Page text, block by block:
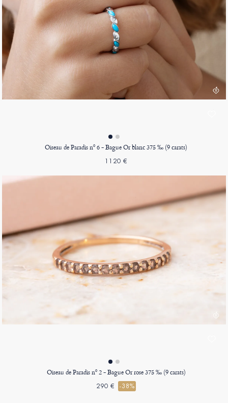
Oiseau de Paradis nº 6 - Bague Or blanc 375 ‰ (9 carats)
1120 €
Oiseau de Paradis nº 2 - Bague Or rose 375 ‰ (9 carats)
290 € -38%